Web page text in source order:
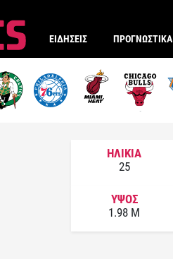
ΕΙΔΗΣΕΙΣ ΠΡΟΓΝΩΣΤΙΚΑ
ΗΛΙΚΙΑ
25
ΥΨΟΣ
1.98 M